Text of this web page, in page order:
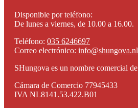
Disponible por teléfono:
De lunes a viernes, de 10.00 a 16.00.
Teléfono: 035 6246697
Correo electrónico: info@shungova.nl
SHungova es un nombre comercial
Cámara de Comercio 77945433
IVA NL8141.53.422.B01